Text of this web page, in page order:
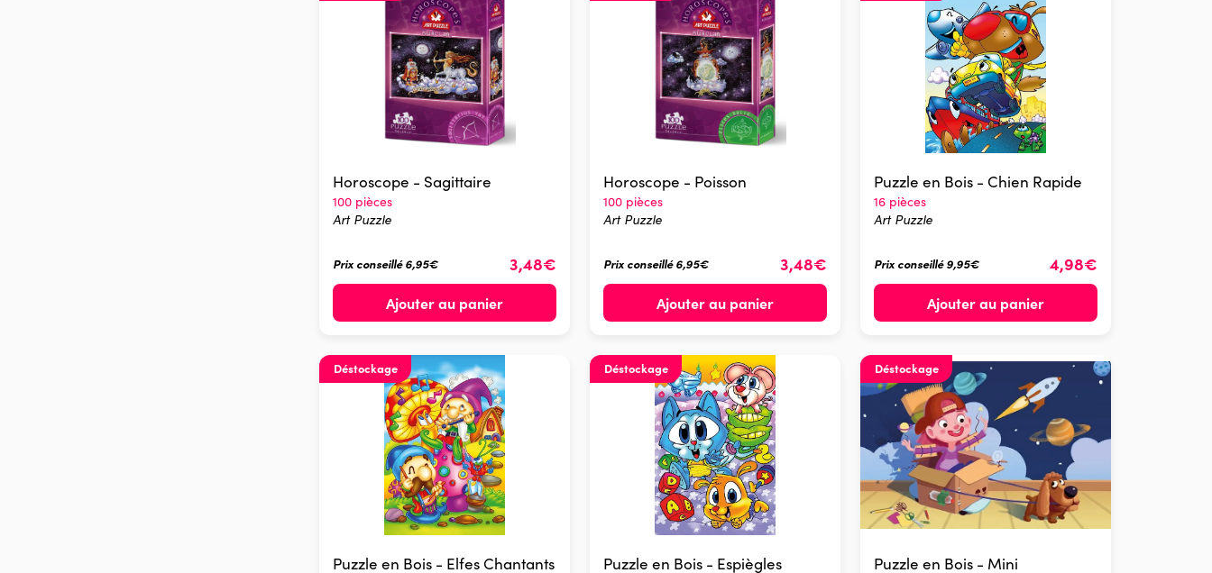
Horoscope - Sagittaire
100 pièces
Art Puzzle
Prix conseillé 6,95€ 3,48€
Ajouter au panier
Horoscope - Poisson
100 pièces
Art Puzzle
Prix conseillé 6,95€ 3,48€
Ajouter au panier
Puzzle en Bois - Chien Rapide
16 pièces
Art Puzzle
Prix conseillé 9,95€ 4,98€
Ajouter au panier
Déstockage
Puzzle en Bois - Elfes Chantants
Déstockage
Puzzle en Bois - Espiègles
Déstockage
Puzzle en Bois - Mini